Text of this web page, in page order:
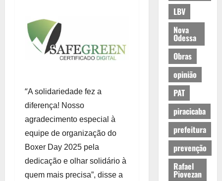
“A solidariedade fez a
diferença! Nosso
agradecimento especial à
equipe de organização do
Boxer Day 2025 pela
dedicação e olhar solidário à
quem mais precisa”, disse a
LBV
Nova
Odessa
Obras
opinião
PAT
piracicaba
prefeitura
prevenção
Rafael
Piovezan